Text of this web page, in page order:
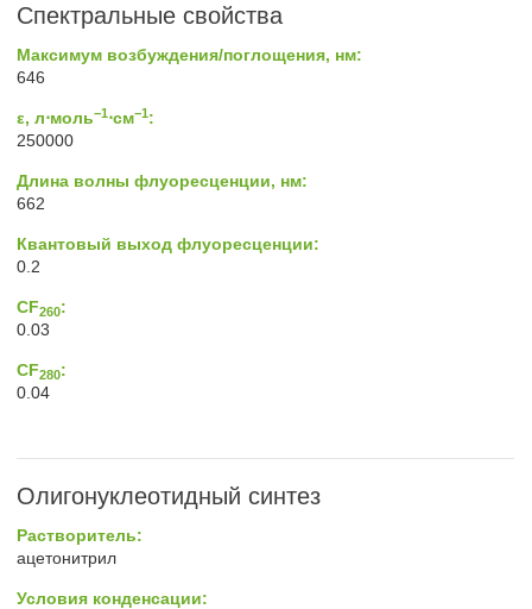
Спектральные свойства
Максимум возбуждения/поглощения, нм:
646
ε, л⋅моль−1⋅см−1:
250000
Длина волны флуоресценции, нм:
662
Квантовый выход флуоресценции:
0.2
CF260:
0.03
CF280:
0.04
Олигонуклеотидный синтез
Растворитель:
ацетонитрил
Условия конденсации: